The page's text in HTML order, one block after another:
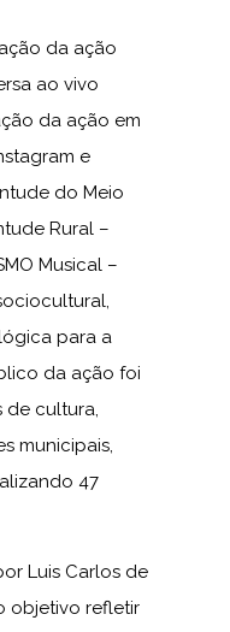
da ação
ao vivo
da ação em
e
do Meio
Rural –
Musical –
para a
da ação foi
de cultura,
municipais,
47
Luis Carlos de
objetivo refletir